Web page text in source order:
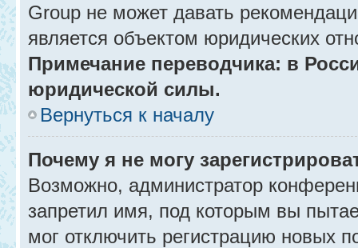
Group не может давать
является объектом юридических
Примечание переводчика: в
юридической силы.
Вернуться к началу
Почему я не могу
Возможно, администратор
запретил имя, под которым вы
мог отключить регистрацию новых